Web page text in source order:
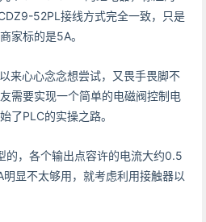
52PL接线方式完全一致，只是
家标的是5A。
来心心念念想尝试，又畏手畏脚不
需要实现一个简单的电磁阀控制电
了PLC的实操之路。
的，各个输出点容许的电流大约0.5
显不太够用，就考虑利用接触器以